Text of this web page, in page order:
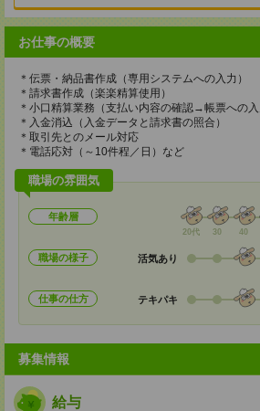
お仕事の概要
＊伝票・納品書作成（専用システムへの入力）
＊請求書作成（楽楽精算使用）
＊小口精算業務（支払い内容の確認→帳票への入
＊入金消込（入金データと請求書の照合）
＊取引先とのメール対応
＊電話応対（～10件程／日）など
職場の雰囲気
年齢層
20代 30 40
職場の様子 活気あり
仕事の仕方 テキパキ
募集情報
給与